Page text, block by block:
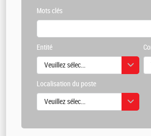
Mots clés
Entité
Veuillez sélectionner une ou des
Localisation du poste
Veuillez sélectionner une ou des valeurs